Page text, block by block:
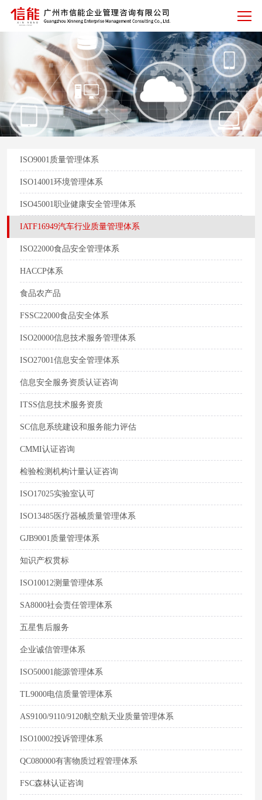
ISO9001质量管理体系
ISO14001环境管理体系
ISO45001职业健康安全管理体系
IATF16949汽车行业质量管理体系
ISO22000食品安全管理体系
HACCP体系
食品农产品
FSSC22000食品安全体系
ISO20000信息技术服务管理体系
ISO27001信息安全管理体系
信息安全服务资质认证咨询
ITSS信息技术服务资质
SC信息系统建设和服务能力评估
CMMI认证咨询
检验检测机构计量认证咨询
ISO17025实验室认可
ISO13485医疗器械质量管理体系
GJB9001质量管理体系
知识产权贯标
ISO10012测量管理体系
SA8000社会责任管理体系
五星售后服务
企业诚信管理体系
ISO50001能源管理体系
TL9000电信质量管理体系
AS9100/9110/9120航空航天业质量管理体系
ISO10002投诉管理体系
QC080000有害物质过程管理体系
FSC森林认证咨询